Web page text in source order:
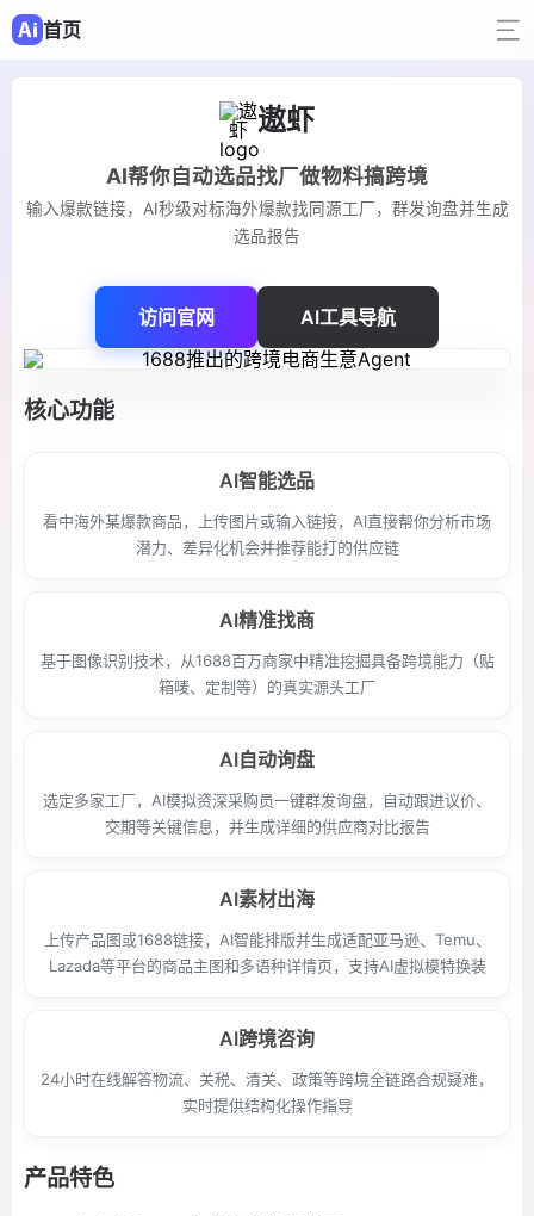
首页
遨虾
AI帮你自动选品找厂做物料搞跨境
输入爆款链接，AI秒级对标海外爆款找同源工厂，群发询盘并生成
选品报告
访问官网 AI工具导航
核心功能
AI智能选品
看中海外某爆款商品，上传图片或输入链接，AI直接帮你分析市场
潜力、差异化机会并推荐能打的供应链
AI精准找商
基于图像识别技术，从1688百万商家中精准挖掘具备跨境能力（贴
箱唛、定制等）的真实源头工厂
AI自动询盘
选定多家工厂，AI模拟资深采购员一键群发询盘，自动跟进议价、
交期等关键信息，并生成详细的供应商对比报告
AI素材出海
上传产品图或1688链接，AI智能排版并生成适配亚马逊、Temu、
Lazada等平台的商品主图和多语种详情页，支持AI虚拟模特换装
AI跨境咨询
24小时在线解答物流、关税、清关、政策等跨境全链路合规疑难，
实时提供结构化操作指导
产品特色